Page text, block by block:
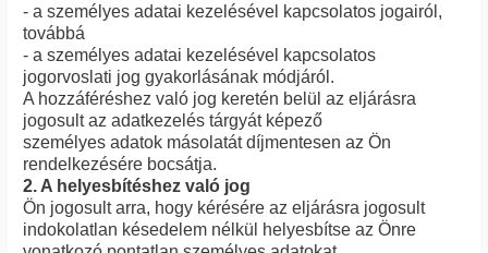
- a személyes adatai kezelésével kapcsolatos jogairól,
továbbá
- a személyes adatai kezelésével kapcsolatos
jogorvoslati jog gyakorlásának módjáról.
A hozzáféréshez való jog keretén belül az eljárásra
jogosult az adatkezelés tárgyát képező
személyes adatok másolatát díjmentesen az Ön
rendelkezésére bocsátja.
2. A helyesbítéshez való jog
Ön jogosult arra, hogy kérésére az eljárásra jogosult
indokolatlan késedelem nélkül helyesbítse az Önre